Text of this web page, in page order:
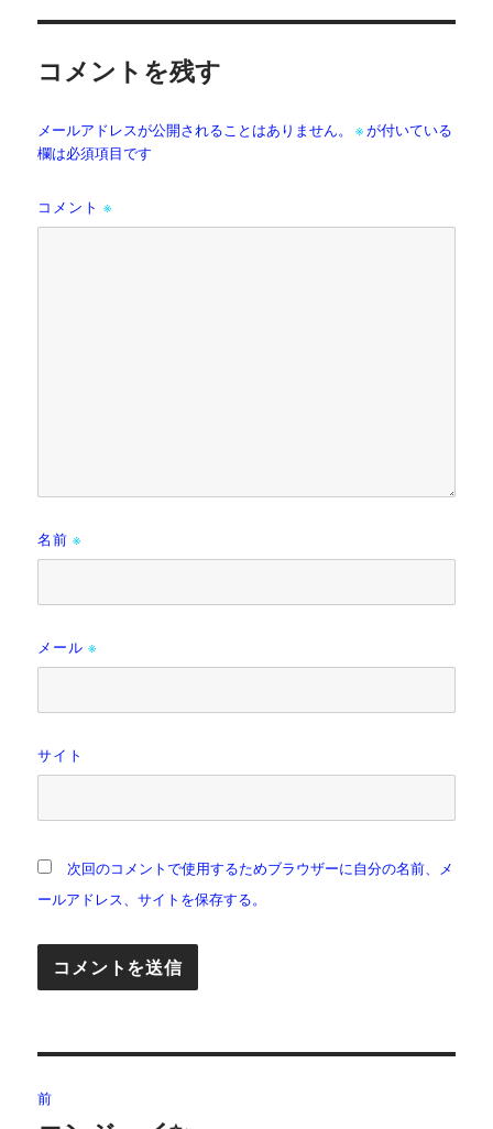
コメントを残す
メールアドレスが公開されることはありません。 ※が付いている
欄は必須項目です
コメント※
名前※
メール※
サイト
次回のコメントで使用するためブラウザーに自分の名前、メ
ールアドレス、サイトを保存する。
前